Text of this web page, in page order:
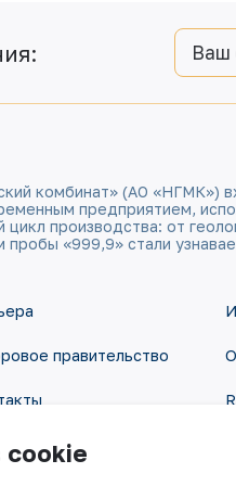
Ваш
комбинат» (АО «НГМК»)
предприятием,
цикл производства: от
«999,9» стали
правительство
сайта
cookie